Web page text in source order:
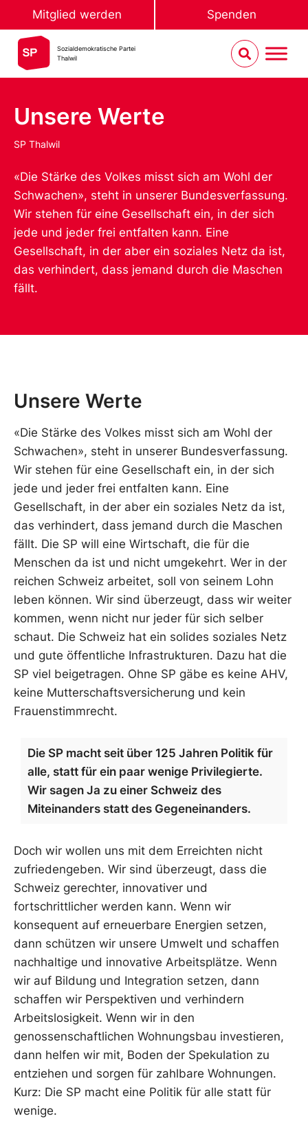
Mitglied werden Spenden
Sozialdemokratische Partei
Thalwil
Unsere Werte
SP Thalwil
«Die Stärke des Volkes misst sich am Wohl der
Schwachen», steht in unserer Bundesverfassung.
Wir stehen für eine Gesellschaft ein, in der sich
jede und jeder frei entfalten kann. Eine
Gesellschaft, in der aber ein soziales Netz da ist,
das verhindert, dass jemand durch die Maschen
fällt.
Unsere Werte
«Die Stärke des Volkes misst sich am Wohl der
Schwachen», steht in unserer Bundesverfassung.
Wir stehen für eine Gesellschaft ein, in der sich
jede und jeder frei entfalten kann. Eine
Gesellschaft, in der aber ein soziales Netz da ist,
das verhindert, dass jemand durch die Maschen
fällt. Die SP will eine Wirtschaft, die für die
Menschen da ist und nicht umgekehrt. Wer in der
reichen Schweiz arbeitet, soll von seinem Lohn
leben können. Wir sind überzeugt, dass wir weiter
kommen, wenn nicht nur jeder für sich selber
schaut. Die Schweiz hat ein solides soziales Netz
und gute öffentliche Infrastrukturen. Dazu hat die
SP viel beigetragen. Ohne SP gäbe es keine AHV,
keine Mutterschaftsversicherung und kein
Frauenstimmrecht.
Die SP macht seit über 125 Jahren Politik für
alle, statt für ein paar wenige Privilegierte.
Wir sagen Ja zu einer Schweiz des
Miteinanders statt des Gegeneinanders.
Doch wir wollen uns mit dem Erreichten nicht
zufriedengeben. Wir sind überzeugt, dass die
Schweiz gerechter, innovativer und
fortschrittlicher werden kann. Wenn wir
konsequent auf erneuerbare Energien setzen,
dann schützen wir unsere Umwelt und schaffen
nachhaltige und innovative Arbeitsplätze. Wenn
wir auf Bildung und Integration setzen, dann
schaffen wir Perspektiven und verhindern
Arbeitslosigkeit. Wenn wir in den
genossenschaftlichen Wohnungsbau investieren,
dann helfen wir mit, Boden der Spekulation zu
entziehen und sorgen für zahlbare Wohnungen.
Kurz: Die SP macht eine Politik für alle statt für
wenige.